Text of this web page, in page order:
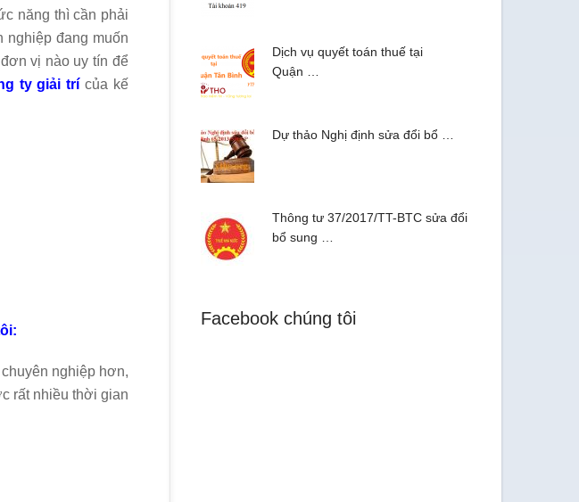
năng thì cần phải
nghiệp đang muốn
vị nào uy tín để
ty giải trí của kế
nghiệp hơn,
rất nhiều thời gian
Dịch vụ quyết toán thuế tại
Quận …
Dự thảo Nghị định sửa đổi bổ …
Thông tư 37/2017/TT-BTC sửa đổi
bổ sung …
Facebook chúng tôi